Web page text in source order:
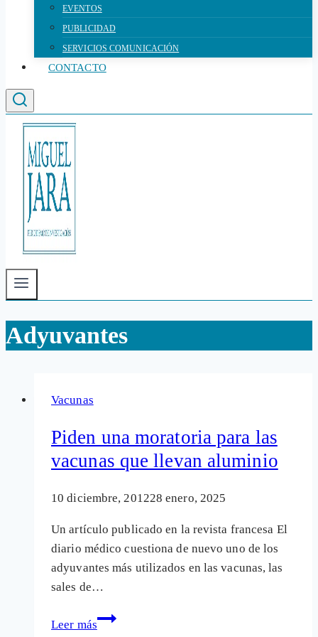
EVENTOS
PUBLICIDAD
SERVICIOS COMUNICACIÓN
CONTACTO
Adyuvantes
Vacunas
Piden una moratoria para las
vacunas que llevan aluminio
10 diciembre, 201228 enero, 2025
Un artículo publicado en la revista francesa El
diario médico cuestiona de nuevo uno de los
adyuvantes más utilizados en las vacunas, las
sales de…
Leer más
Piden